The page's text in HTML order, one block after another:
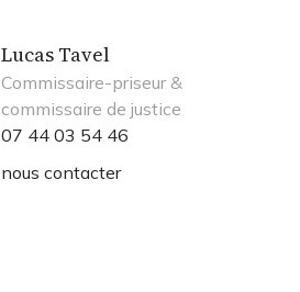
Lucas Tavel
Commissaire-priseur &
commissaire de justice
07 44 03 54 46
nous contacter